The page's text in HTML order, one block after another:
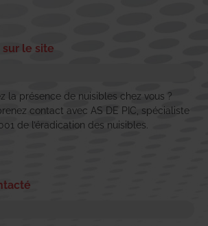
le site
la présence de nuisibles chez vous ?
contact avec AS DE PIC, spécialiste
de l’éradication des nuisibles.